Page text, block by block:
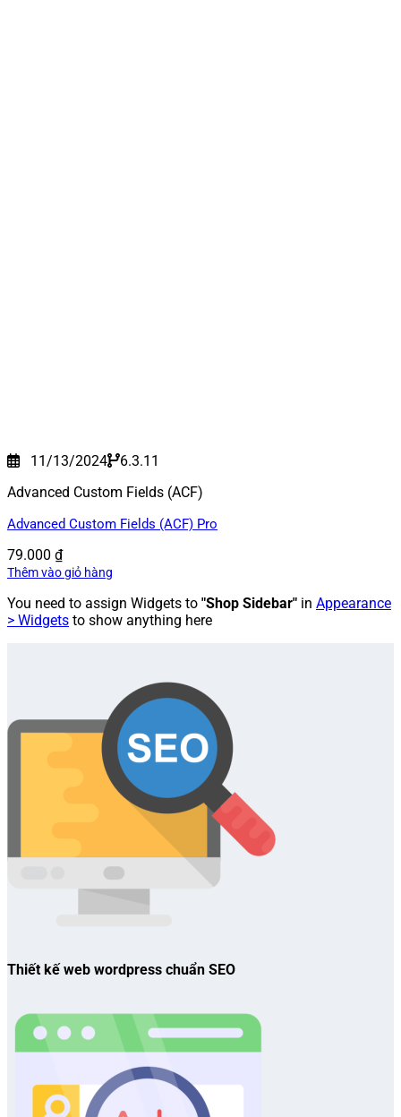
11/13/2024
6.3.11
Advanced Custom Fields (ACF)
Advanced Custom Fields (ACF) Pro
79.000 ₫
Thêm vào giỏ hàng
You need to assign Widgets to "Shop Sidebar" in Appearance
> Widgets to show anything here
Thiết kế web wordpress chuẩn SEO